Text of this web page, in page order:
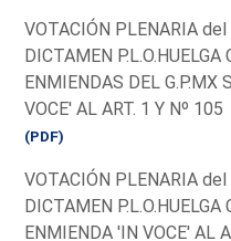
VOTACIÓN PLENARIA
DICTAMEN P.L.O.HUELGA
ENMIENDAS DEL G.P.MX
VOCE' AL ART. 1 Y Nº 105
(PDF)
VOTACIÓN PLENARIA
DICTAMEN P.L.O.HUELGA
ENMIENDA 'IN VOCE' AL